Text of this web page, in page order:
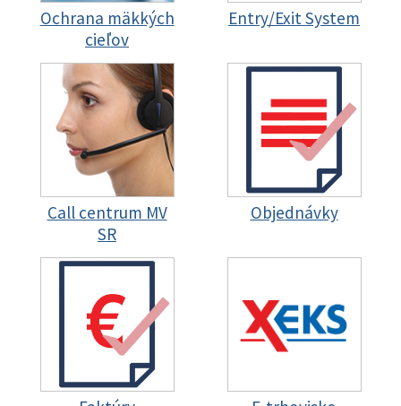
Ochrana mäkkých
cieľov
Entry/Exit System
Call centrum MV
SR
Objednávky